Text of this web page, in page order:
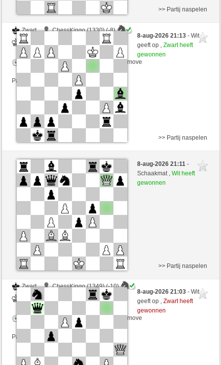
Zwart
ChessKingo (1330) (-8)
Wit
irokese (1510) (+8)
Speelduur: 3 minutes/side + 3 seconds/move
Partij telt mee voor de ranglijst
>> Partij naspelen
8-aug-2026 21:13- Wit
geeft op ,Zwart heeft
gewonnen
Wit
ChessKingo (1339) (-9)
Zwart
irokese (1501) (+9)
Speelduur: 3 minutes/side + 3 seconds/move
Partij telt mee voor de ranglijst
>> Partij naspelen
8-aug-2026 21:11-
Schaakmat ,Wit heeft
gewonnen
Zwart
ChessKingo (1349) (-10)
irokese (1491) (+10)
Speelduur: 3 minutes/side + 3 seconds/move
Partij telt mee voor de ranglijst
>> Partij naspelen
8-aug-2026 21:03- Wit
geeft op ,Zwart heeft
gewonnen